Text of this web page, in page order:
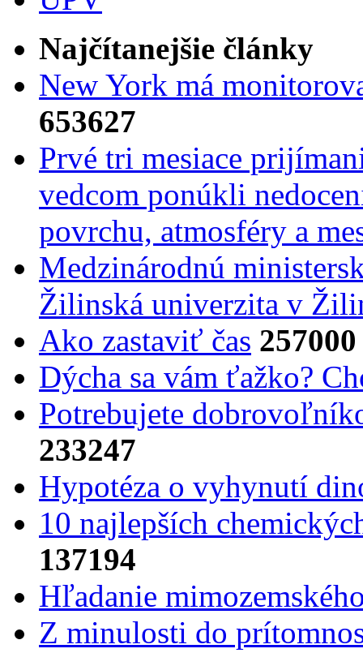
Najčítanejšie články
New York má
653627
Prvé tri mesiace
vedcom ponúkli
povrchu, atmosféry a
Medzinárodnú
Žilinská univerzita v
Ako zastaviť čas 257000
Dýcha sa vám ťažko?
Potrebujet​e
233247
Hypotéza o vyhynutí
10 najlepších
137194
Hľadanie
Z minulosti do